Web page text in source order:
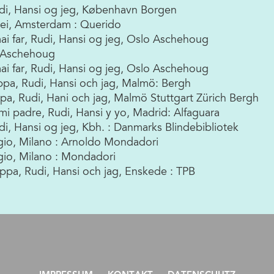
Hansi og jeg, København Borgen
Amsterdam : Querido
far, Rudi, Hansi og jeg, Oslo Aschehoug
far, Rudi, Hansi og jeg, Oslo Aschehoug
Rudi, Hansi och jag, Malmö: Bergh
Rudi, Hani och jag, Malmö Stuttgart Zürich Bergh
padre, Rudi, Hansi y yo, Madrid: Alfaguara
Hansi og jeg, Kbh. : Danmarks Blindebibliotek
Milano : Arnoldo Mondadori
Milano : Mondadori
Rudi, Hansi och jag, Enskede : TPB